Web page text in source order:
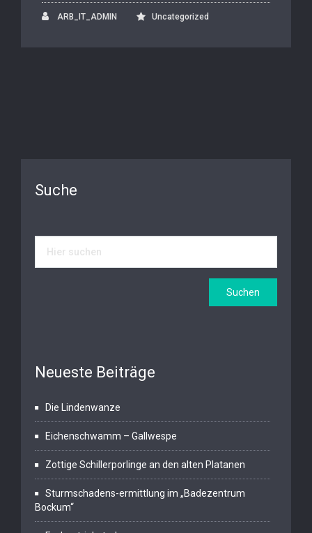
ARB_IT_ADMIN Uncategorized
Suche
Neueste Beiträge
Die Lindenwanze
Eichenschwamm – Gallwespe
Zottige Schillerporlinge an den alten Platanen
Sturmschadens-ermittlung im „Badezentrum
Bockum“